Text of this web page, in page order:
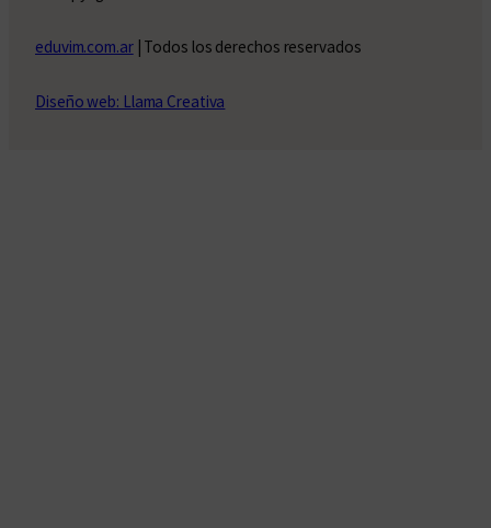
eduvim.com.ar| Todos los derechos reservados
Diseño web: Llama Creativa